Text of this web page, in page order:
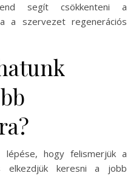
segít csökkenteni a
a szervezet regenerációs
hogy felismerjük a
elkezdjük keresni a jobb